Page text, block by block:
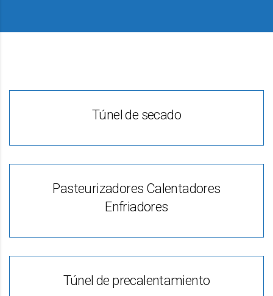
Túnel de secado
Pasteurizadores Calentadores
Enfriadores
Túnel de precalentamiento